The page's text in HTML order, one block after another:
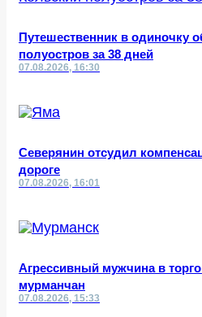
Путешественник в одиночку
полуостров за 38 дней
07.08.2026, 16:30
Северянин отсудил
дороге
07.08.2026, 16:01
Агрессивный мужчина в
мурманчан
07.08.2026, 15:33